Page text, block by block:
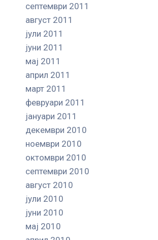
септември 2011
август 2011
јули 2011
јуни 2011
мај 2011
април 2011
март 2011
февруари 2011
јануари 2011
декември 2010
ноември 2010
октомври 2010
септември 2010
август 2010
јули 2010
јуни 2010
мај 2010